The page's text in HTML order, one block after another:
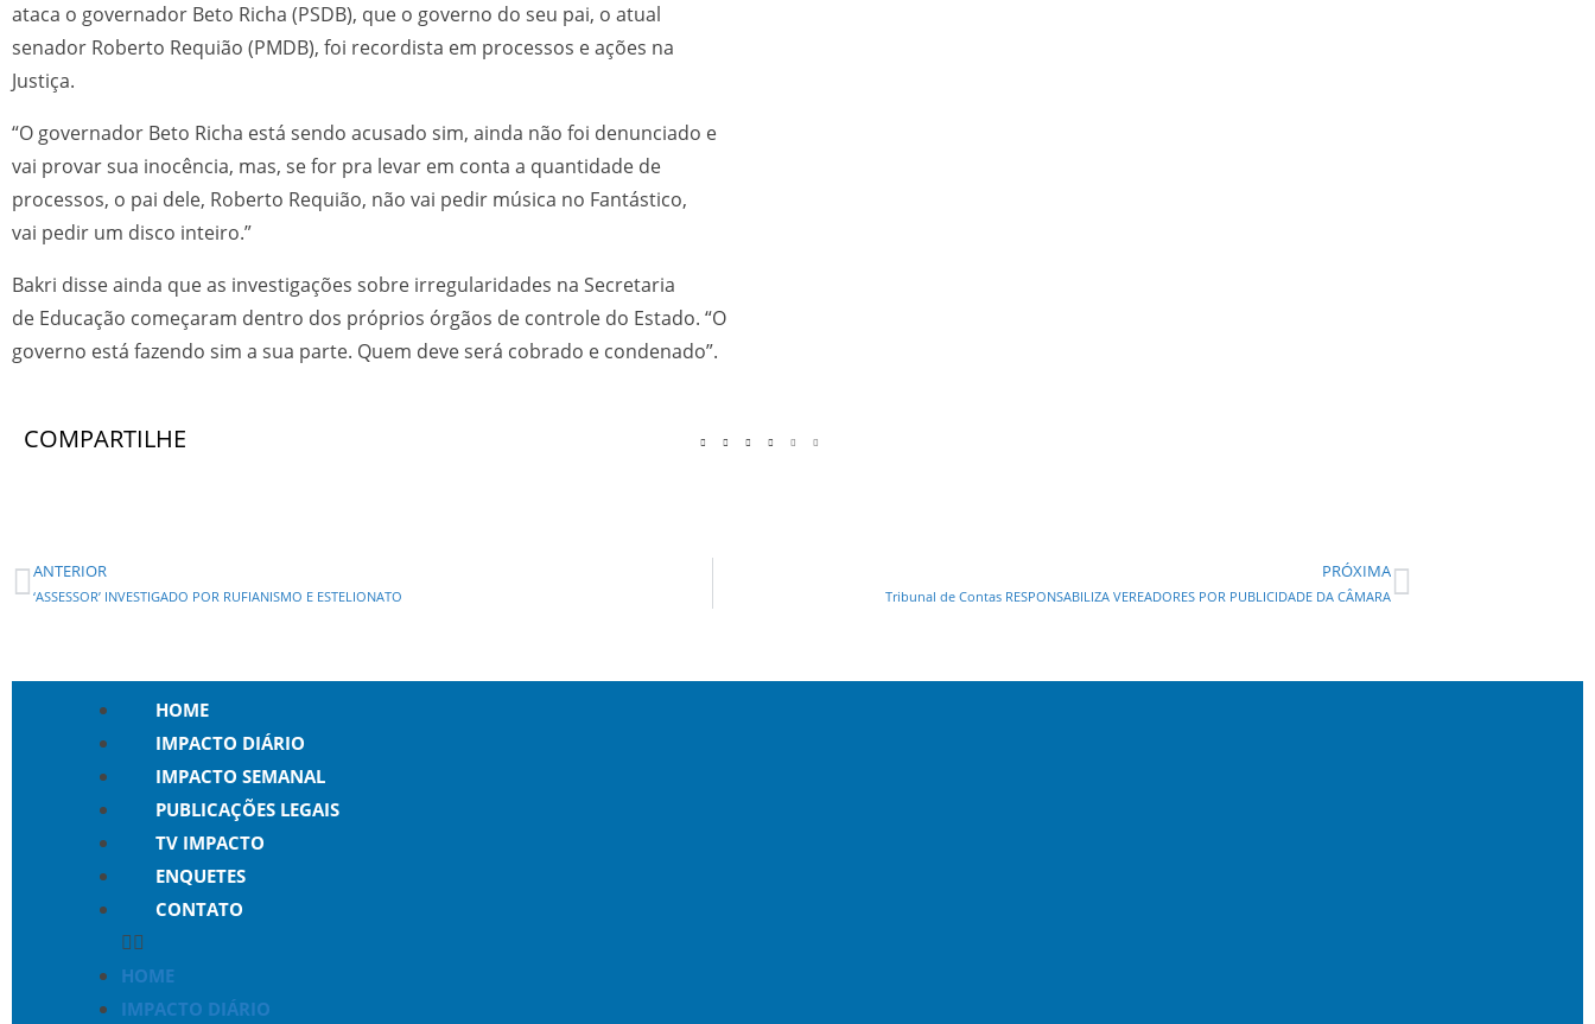
ataca o governador Beto Richa (PSDB), que o governo do seu pai, o atual
senador Roberto Requião (PMDB), foi recordista em processos e ações na
Justiça.
“O governador Beto Richa está sendo acusado sim, ainda não foi denunciado e
vai provar sua inocência, mas, se for pra levar em conta a quantidade de
processos, o pai dele, Roberto Requião, não vai pedir música no Fantástico,
vai pedir um disco inteiro.”
Bakri disse ainda que as investigações sobre irregularidades na Secretaria
de Educação começaram dentro dos próprios órgãos de controle do Estado. “O
governo está fazendo sim a sua parte. Quem deve será cobrado e condenado”.
COMPARTILHE
ANTERIOR
‘ASSESSOR’ INVESTIGADO POR RUFIANISMO E ESTELIONATO
PRÓXIMA
Tribunal de Contas RESPONSABILIZA VEREADORES POR PUBLICIDADE DA CÂMARA
HOME
IMPACTO DIÁRIO
IMPACTO SEMANAL
PUBLICAÇÕES LEGAIS
TV IMPACTO
ENQUETES
CONTATO
HOME
IMPACTO DIÁRIO